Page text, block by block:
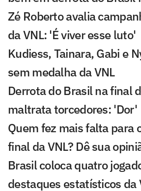
Zé Roberto avalia
da VNL: 'É viver esse luto'
Kudiess, Tainara, Gabi e
sem medalha da VNL
Derrota do Brasil na final
maltrata torcedores: 'Dor'
Quem fez mais falta para
final da VNL? Dê sua
Brasil coloca quatro
destaques estatísticos da